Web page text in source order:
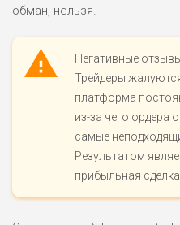
РИСКИ: НИЗКИЕ
ДОХОД: СРЕДНИЙ
БЮДЖЕТ: НИЗКИЙ
обман, нельзя.
Негативные
Трейдеры
платформа
из-за чего ордера
самые
Результатом
прибыльная